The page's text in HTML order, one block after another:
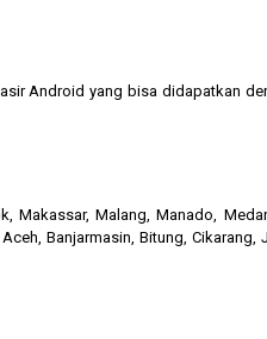
Android yang bisa didapatkan
Malang, Manado,
Banjarmasin, Bitung, Cikarang,